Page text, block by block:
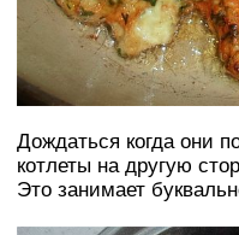
Дождаться когда они
котлеты на другую
Это занимает